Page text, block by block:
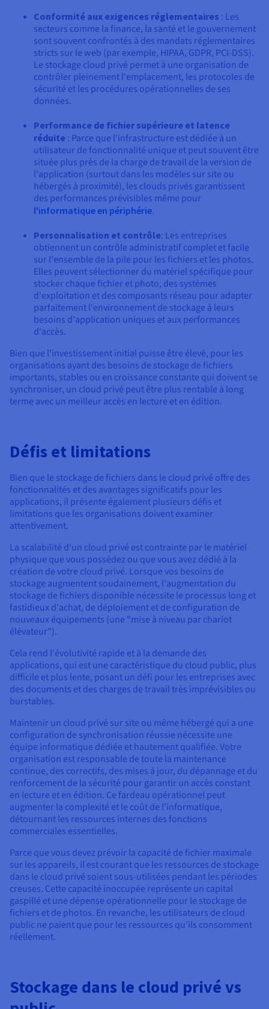
Conformité aux exigences réglementaires : Les
secteurs comme la finance, la santé et le gouvernement
sont souvent confrontés à des mandats réglementaires
stricts sur le web (par exemple, HIPAA, GDPR, PCI-DSS).
Le stockage cloud privé permet à une organisation de
contrôler pleinement l'emplacement, les protocoles de
sécurité et les procédures opérationnelles de ses
données.
Performance de fichier supérieure et latence
réduite : Parce que l'infrastructure est dédiée à un
utilisateur de fonctionnalité unique et peut souvent être
située plus près de la charge de travail de la version de
l'application (surtout dans les modèles sur site ou
hébergés à proximité), les clouds privés garantissent
des performances prévisibles même pour
l'informatique en périphérie.
Personnalisation et contrôle: Les entreprises
obtiennent un contrôle administratif complet et facile
sur l'ensemble de la pile pour les fichiers et les photos.
Elles peuvent sélectionner du matériel spécifique pour
stocker chaque fichier et photo, des systèmes
d'exploitation et des composants réseau pour adapter
parfaitement l'environnement de stockage à leurs
besoins d'application uniques et aux performances
d'accès.
Bien que l'investissement initial puisse être élevé, pour les
organisations ayant des besoins de stockage de fichiers
importants, stables ou en croissance constante qui doivent se
synchroniser, un cloud privé peut être plus rentable à long
terme avec un meilleur accès en lecture et en édition.
Défis et limitations
Bien que le stockage de fichiers dans le cloud privé offre des
fonctionnalités et des avantages significatifs pour les
applications, il présente également plusieurs défis et
limitations que les organisations doivent examiner
attentivement.
La scalabilité d'un cloud privé est contrainte par le matériel
physique que vous possédez ou que vous avez dédié à la
création de votre cloud privé. Lorsque vos besoins de
stockage augmentent soudainement, l'augmentation du
stockage de fichiers disponible nécessite le processus long et
fastidieux d'achat, de déploiement et de configuration de
nouveaux équipements (une "mise à niveau par chariot
élévateur").
Cela rend l'évolutivité rapide et à la demande des
applications, qui est une caractéristique du cloud public, plus
difficile et plus lente, posant un défi pour les entreprises avec
des documents et des charges de travail très imprévisibles ou
burstables.
Maintenir un cloud privé sur site ou même hébergé qui a une
configuration de synchronisation réussie nécessite une
équipe informatique dédiée et hautement qualifiée. Votre
organisation est responsable de toute la maintenance
continue, des correctifs, des mises à jour, du dépannage et du
renforcement de la sécurité pour garantir un accès constant
en lecture et en édition. Ce fardeau opérationnel peut
augmenter la complexité et le coût de l'informatique,
détournant les ressources internes des fonctions
commerciales essentielles.
Parce que vous devez prévoir la capacité de fichier maximale
sur les appareils, il est courant que les ressources de stockage
dans le cloud privé soient sous-utilisées pendant les périodes
creuses. Cette capacité inoccupée représente un capital
gaspillé et une dépense opérationnelle pour le stockage de
fichiers et de photos. En revanche, les utilisateurs de cloud
public ne paient que pour les ressources qu'ils consomment
réellement.
Stockage dans le cloud privé vs